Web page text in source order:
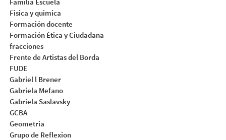
Fisica y quimica
Formación docente
Formación Ética y Ciudadana
fracciones
Frente de Artistas del Borda
FUDE
Gabriel l Brener
Gabriela Mefano
Gabriela Saslavsky
GCBA
Geometria
Grupo de Reflexion